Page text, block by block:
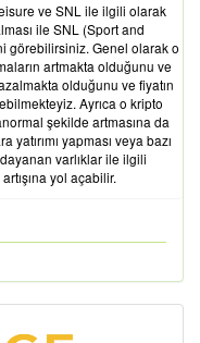
ve SNL ile ilgili olarak
ile SNL (Sport and
görebilirsiniz. Genel olarak o
artmakta olduğunu ve
olduğunu ve fiyatın
Ayrıca o kripto
şekilde artmasına da
yapması veya bazı
varlıklar ile ilgili
yol açabilir.